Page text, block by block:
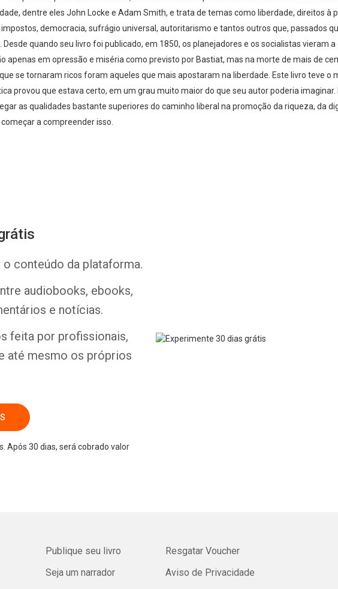
dentre eles John Locke e Adam Smith, e trata de temas como liberdade, direitos à
democracia, sufrágio universal, autoritarismo e tantos outros que, passados
quando seu livro foi publicado, em 1850, os planejadores e os socialistas vieram
apenas em opressão e miséria como previsto por Bastiat, mas na morte de mais de
se tornaram ricos foram aqueles que mais apostaram na liberdade. Este livro teve o
provou que estava certo, em um grau muito maior do que seu autor poderia imaginar.
as qualidades bastante superiores do caminho liberal na promoção da riqueza, da
a compreender isso.
conteúdo da plataforma.
audiobooks, ebooks,
e notícias.
feita por profissionais,
até mesmo os próprios
Após 30 dias, será cobrado valor
Publique seu livro
Seja um narrador
Resgatar Voucher
Aviso de Privacidade